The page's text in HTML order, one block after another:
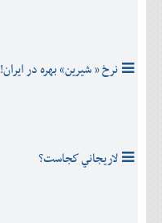
نرخ « شیرین» بهره در ایران!
لاريجاني‌ كجاست‌؟